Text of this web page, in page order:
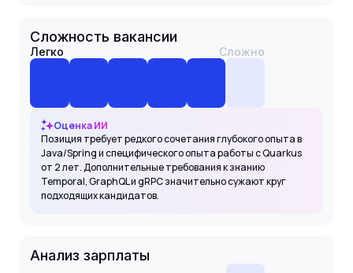
Сложность вакансии
Легко Сложно
Оценка ИИ
Позиция требует редкого сочетания глубокого опыта в
Java/Spring и специфического опыта работы с Quarkus
от 2 лет. Дополнительные требования к знанию
Temporal, GraphQL и gRPC значительно сужают круг
подходящих кандидатов.
Анализ зарплаты